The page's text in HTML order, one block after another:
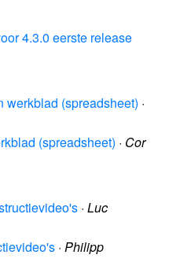
4.3.0 eerste release
werkblad (spreadsheet) ·
(spreadsheet) · Cor
· Luc
· Philipp